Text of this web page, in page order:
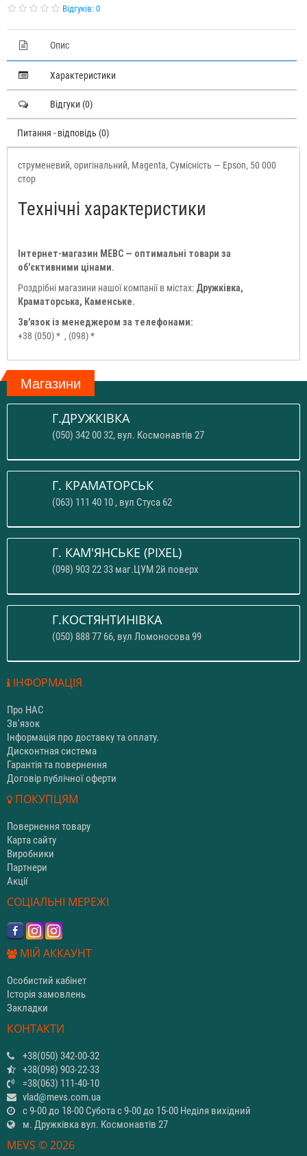
Відгуків: 0
Опис
Характеристики
Відгуки (0)
Питання - відповідь (0)
струменевий, оригінальний, Magenta, Сумісність — Epson, 50 000
стор
Технічні характеристики
Інтернет-магазин МЕВС — оптимальні товари за
об'єктивними цінами.
Роздрібні магазини нашої компанії в містах: Дружківка,
Краматорська, Каменське.
Зв'язок із менеджером за телефонами:
+38 (050) * , (098) *
Магазини
Г.ДРУЖКІВКА
(050) 342 00 32, вул. Космонавтів 27
Г. КРАМАТОРСЬК
(063) 111 40 10 , вул Стуса 62
Г. КАМ'ЯНСЬКЕ (PIXEL)
(098) 903 22 33 маг.ЦУМ 2й поверх
Г.КОСТЯНТИНІВКА
(050) 888 77 66, вул Ломоносова 99
ІНФОРМАЦІЯ
Про НАС
Зв'язок
Інформація про доставку та оплату.
Дисконтная система
Гарантія та повернення
Договір публічної оферти
ПОКУПЦЯМ
Повернення товару
Карта сайту
Виробники
Партнери
Акції
СОЦІАЛЬНІ МЕРЕЖІ
МІЙ АККАУНТ
Особистий кабінет
Історія замовлень
Закладки
КОНТАКТИ
+38(050) 342-00-32
+38(098) 903-22-33
=38(063) 111-40-10
vlad@mevs.com.ua
с 9-00 до 18-00 Субота с 9-00 до 15-00 Неділя вихідний
м. Дружківка вул. Космонавтів 27
MEVS © 2026